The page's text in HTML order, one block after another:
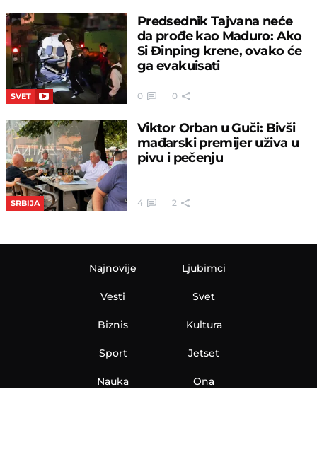
SVET
Predsednik Tajvana neće
da prođe kao Maduro: Ako
Si Đinping krene, ovako će
ga evakuisati
0 0
SRBIJA
Viktor Orban u Guči: Bivši
mađarski premijer uživa u
pivu i pečenju
4 2
Najnovije
Vesti
Biznis
Sport
Nauka
Ljubimci
Svet
Kultura
Jetset
Ona